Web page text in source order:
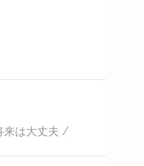
来は大丈夫 /